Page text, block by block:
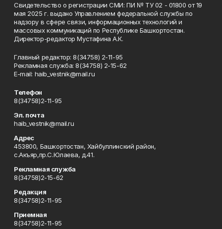
Свидетельство о регистрации СМИ: ПИ № ТУ 02 - 01800 от 19
мая 2025 г. выдано Управлением федеральной службы по
надзору в сфере связи, информационных технологий и
массовых коммуникаций по Республике Башкортостан.
Директор-редактор Мустафина А.К.
Главный редактор: 8(34758) 2-11-95
Рекламная служба: 8(34758) 2-15-62
Е-mаil: haib_vestnik@mail.ru
Телефон
8(34758)2-11-95
Эл. почта
haib_vestnik@mail.ru
Адрес
453800, Башкортостан, Хайбуллинский район,
с.Акъяр,пр.С.Юлаева, д.41.
Рекламная служба
8(34758)2-15-62
Редакция
8(34758)2-11-95
Приемная
8(34758)2-11-95